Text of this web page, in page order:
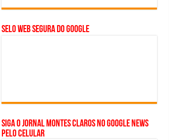
SELO WEB SEGURA do GOOGLE
Siga o Jornal Montes Claros no Google News
pelo Celular